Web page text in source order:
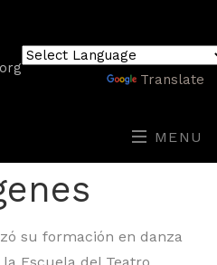
Translate
MENU
su formación en danza